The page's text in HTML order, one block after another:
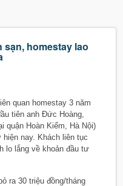
homestay lao
quan homestay 3 năm
tiên anh Đức Hoàng,
quận Hoàn Kiếm, Hà Nội)
nay. Khách liên tục
lo lắng về khoản đầu tư
ra 30 triệu đồng/tháng